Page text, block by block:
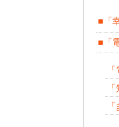
■「
■「